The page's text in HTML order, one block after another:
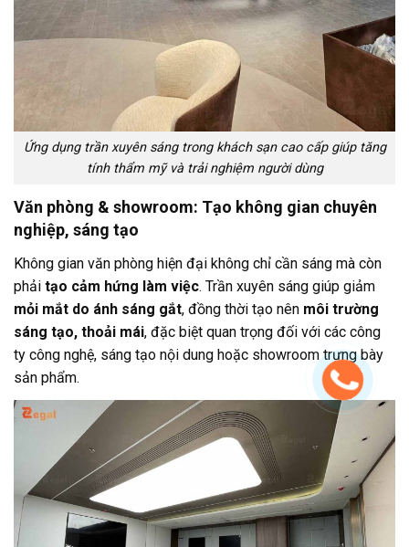
Ứng dụng trần xuyên sáng trong khách sạn cao cấp giúp tăng
tính thẩm mỹ và trải nghiệm người dùng
Văn phòng & showroom: Tạo không gian chuyên
nghiệp, sáng tạo
Không gian văn phòng hiện đại không chỉ cần sáng mà còn
phải tạo cảm hứng làm việc. Trần xuyên sáng giúp giảm
mỏi mắt do ánh sáng gắt, đồng thời tạo nên môi trường
sáng tạo, thoải mái, đặc biệt quan trọng đối với các công
ty công nghệ, sáng tạo nội dung hoặc showroom trưng bày
sản phẩm.